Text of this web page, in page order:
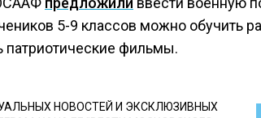
5-9 классов можно обучить
патриотические фильмы.
НОВОСТЕЙ И ЭКСКЛЮЗИВНЫХ